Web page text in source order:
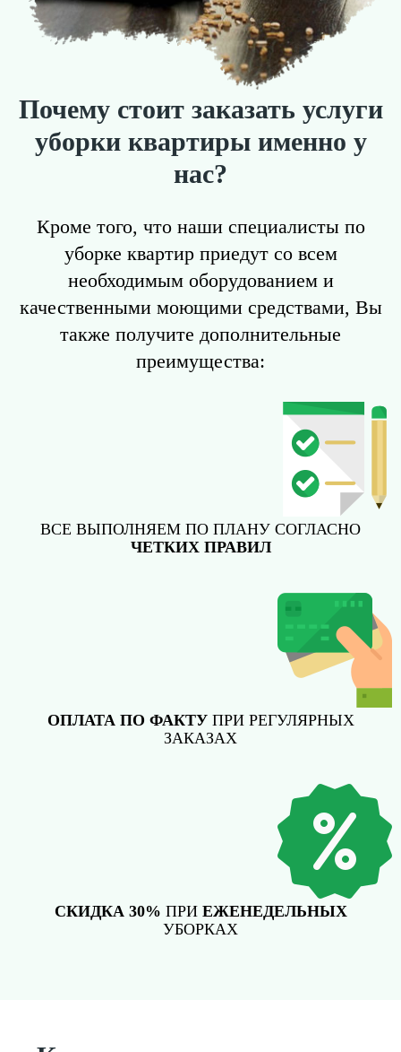
Почему стоит заказать услуги
уборки квартиры именно у
нас?
Кроме того, что наши специалисты по
уборке квартир приедут со всем
необходимым оборудованием и
качественными моющими средствами, Вы
также получите дополнительные
преимущества:
ВСЕ ВЫПОЛНЯЕМ ПО ПЛАНУ СОГЛАСНО
ЧЕТКИХ ПРАВИЛ
ОПЛАТА ПО ФАКТУПРИ РЕГУЛЯРНЫХ
ЗАКАЗАХ
СКИДКА 30% ПРИ ЕЖЕНЕДЕЛЬНЫХ
УБОРКАХ